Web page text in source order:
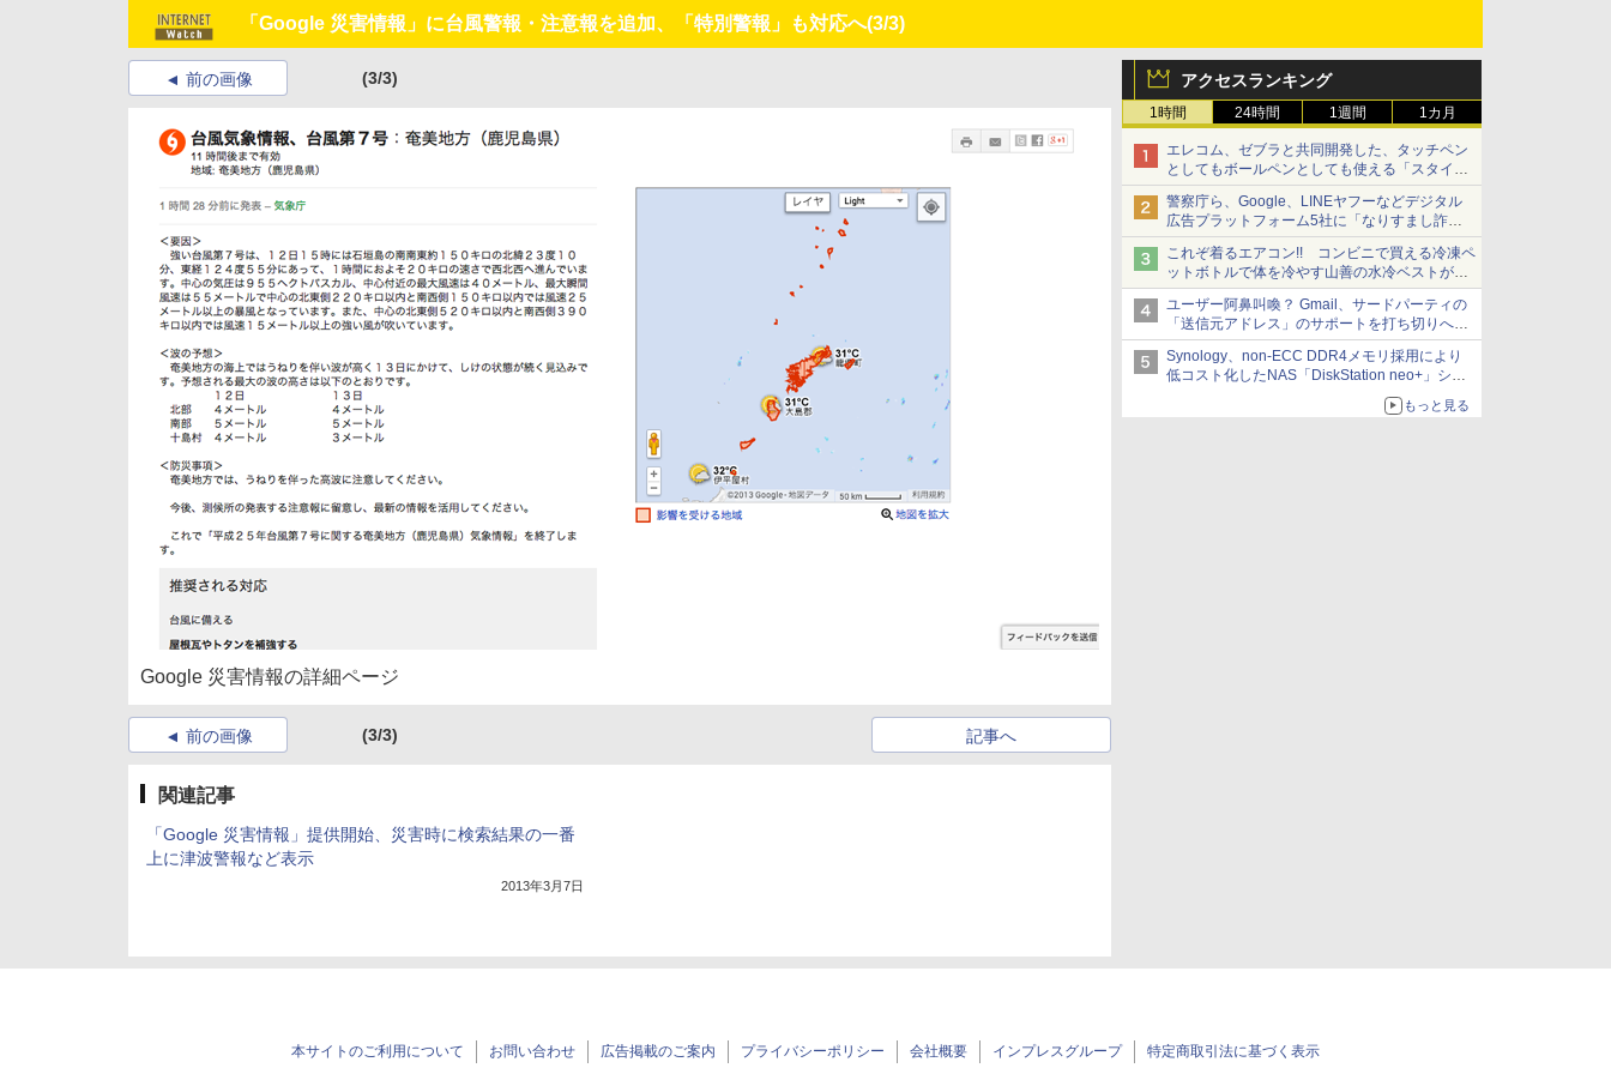
「Google 災害情報」に台風警報・注意報を追加、「特別警報」も対応へ(3/3)
アクセスランキング
1時間 24時間 1週間 1カ月
エレコム、ゼブラと共同開発した、タッチペン
としてもボールペンとしても使える「スタイラ
スツーウェイ」発売 iPadにも紙にも、持ち替
えずに書き込める
警察庁ら、Google、LINEヤフーなどデジタル
広告プラットフォーム5社に「なりすまし詐欺
広告」対策強化を要請 著名人の写真や映像を
使った投資詐欺などへの対策として
これぞ着るエアコン!! コンビニで買える冷凍ペ
ットボトルで体を冷やす山善の水冷ベストがロ
ードバイクにちょうどいい【ぼっち・ざ・ろー
ど！その14】【空いた時間でなにしてる？】
ユーザー阿鼻叫喚？ Gmail、サードパーティの
「送信元アドレス」のサポートを打ち切りへ
【やじうまWatch】
Synology、non-ECC DDR4メモリ採用により
低コスト化したNAS「DiskStation neo+」シリ
ーズ 予算を抑えて導入でき、ECCメモリへの
もっと見る
前の画像 (3/3)
Google 災害情報の詳細ページ
前の画像 (3/3) 記事へ
関連記事
「Google 災害情報」提供開始、災害時に検索結果の一番
上に津波警報など表示
2013年3月7日
本サイトのご利用について お問い合わせ 広告掲載のご案内 プライバシーポリシー 会社概要 インプレスグループ 特定商取引法に基づく表示